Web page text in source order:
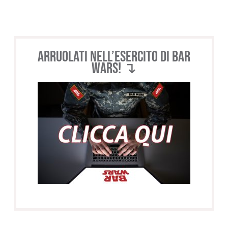
Arruolati nell’esercito di BAR
WARS! ↴